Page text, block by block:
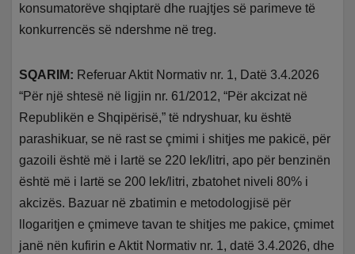
konsumatorëve shqiptarë dhe ruajtjes së parimeve të
konkurrencës së ndershme në treg.
SQARIM: Referuar Aktit Normativ nr. 1, Datë 3.4.2026
“Për një shtesë në ligjin nr. 61/2012, “Për akcizat në
Republikën e Shqipërisë,” të ndryshuar, ku është
parashikuar, se në rast se çmimi i shitjes me pakicë, për
gazoili është më i lartë se 220 lek/litri, apo për benzinën
është më i lartë se 200 lek/litri, zbatohet niveli 80% i
akcizës. Bazuar në zbatimin e metodologjisë për
llogaritjen e çmimeve tavan te shitjes me pakice, çmimet
janë nën kufirin e Aktit Normativ nr. 1, datë 3.4.2026, dhe